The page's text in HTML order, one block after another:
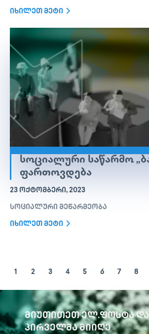
იხილეთ მეტი
ᲡᲝᲪᲘᲐᲚᲣᲠᲘ ᲡᲐᲬᲐᲠᲛᲝ
ᲤᲐᲠᲗᲝᲕᲓᲔᲑᲐ
23 ᲝᲥᲢᲝᲛᲑᲔᲠᲘ, 2023
სოციალური მეწარმეობა
იხილეთ მეტი
1 2 3 4 5 6 7 8
ᲛᲘᲣᲗᲘᲗᲔᲗ ᲔᲚ.ᲤᲝᲡᲢᲐ ᲓᲐ
ᲞᲘᲠᲕᲔᲚᲛᲐ ᲛᲘᲘᲦᲔ